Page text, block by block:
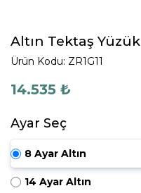
Altın Tektaş Yüzük
Ürün Kodu: ZR1G11
14.535 ₺
Ayar Seç
8 Ayar Altın
14 Ayar Altın